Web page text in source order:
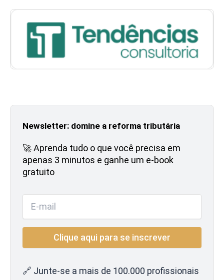
Newsletter: domine a reforma tributária
🚀 Aprenda tudo o que você precisa em
apenas 3 minutos e ganhe um e-book
gratuito
🔗 Junte-se a mais de 100.000 profissionais